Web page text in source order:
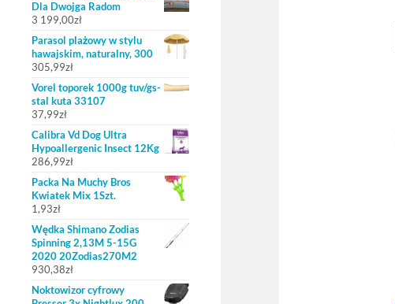
Dla Dwojga Radom
3 199,00zł
Parasol plażowy w stylu
hawajskim, naturalny, 300
305,99zł
Vorel toporek 1000g tuv/gs-
stal kuta 33107
37,99zł
Calibra Vd Dog Ultra
Hypoallergenic Insect 12Kg
286,99zł
Packa Na Muchy Bros
Kwiatek Mix 1Szt.
1,93zł
Wędka Shimano Zodias
Spinning 2,13M 5-15G
2020 20Zodias270M2
930,38zł
Noktowizor cyfrowy